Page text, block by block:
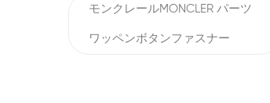
モンクレールMONCLER パーツ
ワッペンボタンファスナー